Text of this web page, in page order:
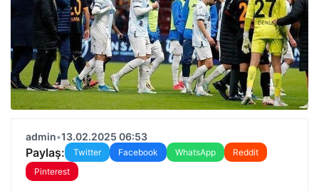
admin•13.02.2025 06:53
Paylaş: Twitter Facebook WhatsApp
Reddit
Pinterest